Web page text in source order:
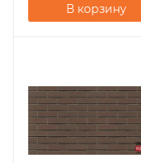
В корзину